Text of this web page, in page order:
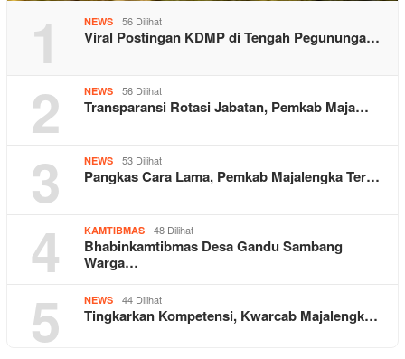
1 NEWS 56 Dilihat
Viral Postingan KDMP di Tengah Pegununga…
2 NEWS 56 Dilihat
Transparansi Rotasi Jabatan, Pemkab Maja…
3 NEWS 53 Dilihat
Pangkas Cara Lama, Pemkab Majalengka Ter…
4 KAMTIBMAS 48 Dilihat
Bhabinkamtibmas Desa Gandu Sambang
Warga…
5 NEWS 44 Dilihat
Tingkarkan Kompetensi, Kwarcab Majalengk…